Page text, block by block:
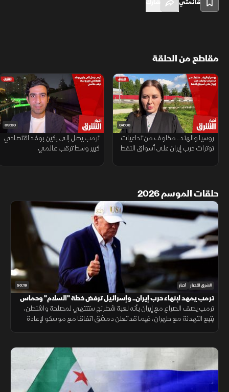
قائمتي
مقاطع من الحلقة
04:00
روسيا والهند.. مخاوف من تداعيات
توترات حرب إيران على أسواق النفط
09:00
ترمب يصل إلى بكين بوفد اقتصادي
كبير وسط ترقب عالمي
حلقات الموسم 2026
50:19 الشرق للأخبار أخبار
ترمب يمهد لإنهاء حرب إيران.. وإسرائيل ترفض خطة "السلام" وحماس
تلجأ للوسطاء
ترمب يصف الصراع مع إيران بأنه لعبة شطرنج ستنتهي لمصلحة واشنطن،
يتبع التهدئة مع طهران، فيما قد تعلن دمشق اتفاقا مع موسكو لإعادة